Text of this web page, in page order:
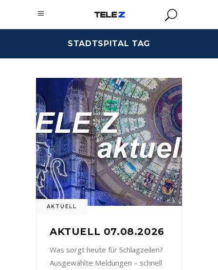
STADTSPITAL TAG
AKTUELL
AKTUELL 07.08.2026
Was sorgt heute für Schlagzeilen?
Ausgewählte Meldungen – schnell